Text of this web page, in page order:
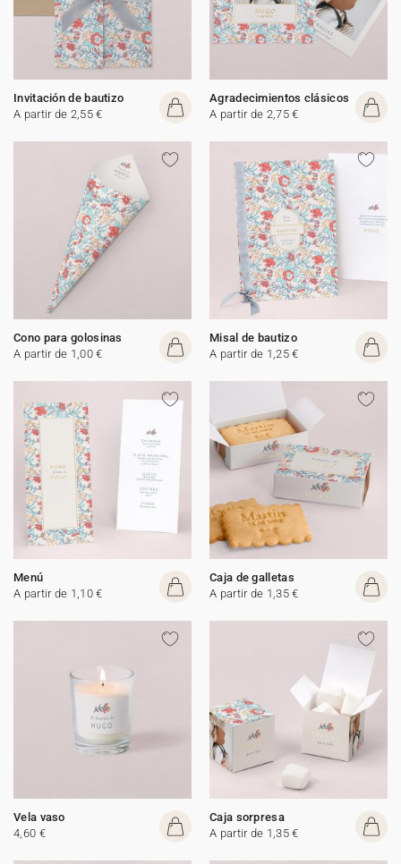
Invitación de bautizo
A partir de 2,55 €
Agradecimientos clásicos
A partir de 2,75 €
Cono para golosinas
A partir de 1,00 €
Misal de bautizo
A partir de 1,25 €
Menú
A partir de 1,10 €
Caja de galletas
A partir de 1,35 €
Vela vaso
4,60 €
Caja sorpresa
A partir de 1,35 €